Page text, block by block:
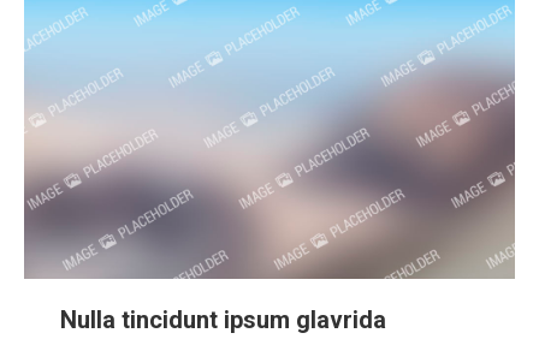
Nulla tincidunt ipsum glavrida